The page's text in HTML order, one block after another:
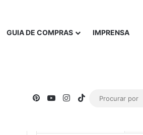
GUIA DE COMPRAS IMPRENSA
PinterestYouTubeInstagram
TikTok